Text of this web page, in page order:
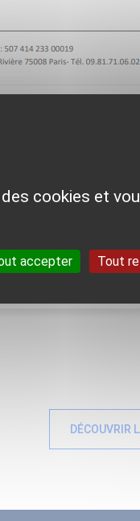
est le résultat
le compte de
et généralisé de
DÉCOUVRIR
cookies et
accepter Tout